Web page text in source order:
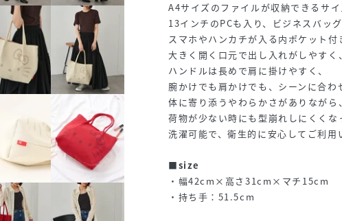
A4サイズのファイルが収納できるサイ
13インチのPCも入り、ビジネスバッ
スマホやハンカチが入る内ポケット付
大きく開く口元で出し入れがしやすく
ハンドルは長めで肩に掛けやすく、
腕かけでも肩かけでも、シーンに合わ
体に寄り添うやわらかさがありながら
荷物が少ない時にも型崩れしにくくな
洗濯可能で、衛生的に安心してご利用
■size
・幅42cm×高さ31cm×マチ15cm
・持ち手：51.5cm